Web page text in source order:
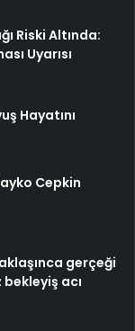
Riski Altında:
Uyarısı
Hayatını
Cepkin
gerçeği
acı